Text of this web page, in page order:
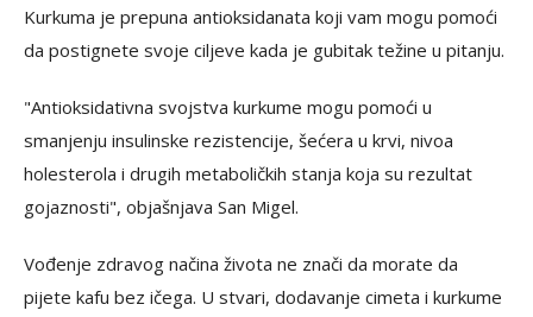
Kurkuma je prepuna antioksidanata koji vam mogu pomoći
da postignete svoje ciljeve kada je gubitak težine u pitanju.
"Antioksidativna svojstva kurkume mogu pomoći u
smanjenju insulinske rezistencije, šećera u krvi, nivoa
holesterola i drugih metaboličkih stanja koja su rezultat
gojaznosti", objašnjava San Migel.
Vođenje zdravog načina života ne znači da morate da
pijete kafu bez ičega. U stvari, dodavanje cimeta i kurkume